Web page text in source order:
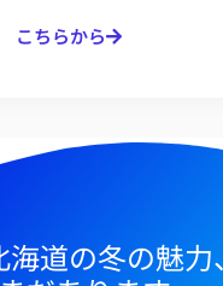
こちらから
道の冬の魅力、